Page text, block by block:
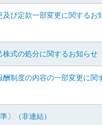
び定款一部変更に関するお
式の処分に関するお知らせ
制度の内容の一部変更に関
〕（非連結）